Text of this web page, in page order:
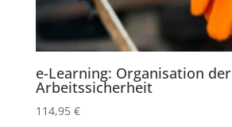
e-Learning: Organisation der
Arbeitssicherheit
114,95 €